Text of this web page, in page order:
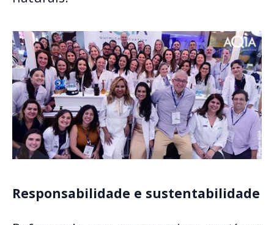
Responsabilidade e sustentabilidade